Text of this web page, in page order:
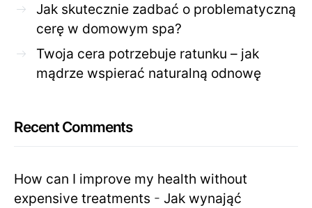
Jak skutecznie zadbać o problematyczną
cerę w domowym spa?
Twoja cera potrzebuje ratunku – jak
mądrze wspierać naturalną odnowę
Recent Comments
How can I improve my health without
expensive treatments - Jak wynająć